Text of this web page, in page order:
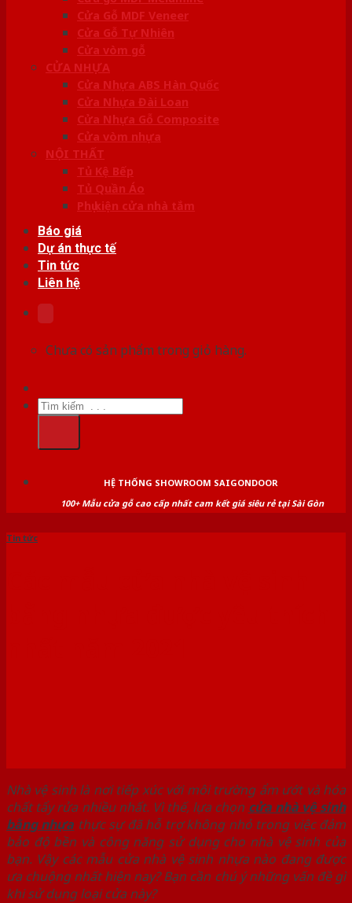
Cửa Gỗ MDF Veneer
Cửa Gỗ Tự Nhiên
Cửa vòm gỗ
CỬA NHỰA
Cửa Nhựa ABS Hàn Quốc
Cửa Nhựa Đài Loan
Cửa Nhựa Gỗ Composite
Cửa vòm nhựa
NỘI THẤT
Tủ Kệ Bếp
Tủ Quần Áo
Phụ kiện cửa nhà tắm
Báo giá
Dự án thực tế
Tin tức
Liên hệ
Chưa có sản phẩm trong giỏ hàng.
Tìm
kiếm:
HỆ THỐNG SHOWROOM SAIGONDOOR
100+ Mẫu cửa gỗ cao cấp nhất cam kết giá siêu rẻ tại Sài Gòn
Tin tức
Nhà vệ sinh là nơi tiếp xúc với môi trường ẩm ướt và hóa
chất tẩy rửa nhiều nhất. Vì thế, lựa chọn cửa nhà vệ sinh
bằng nhựa thực sự đã hỗ trợ không nhỏ trong việc đảm
bảo độ bền và công năng sử dụng cho nhà vệ sinh của
bạn. Vậy các mẫu cửa nhà vệ sinh nhựa nào đang được
ưa chuộng nhất hiện nay? Bạn cần chú ý những vấn đề gì
khi sử dụng loại cửa này?